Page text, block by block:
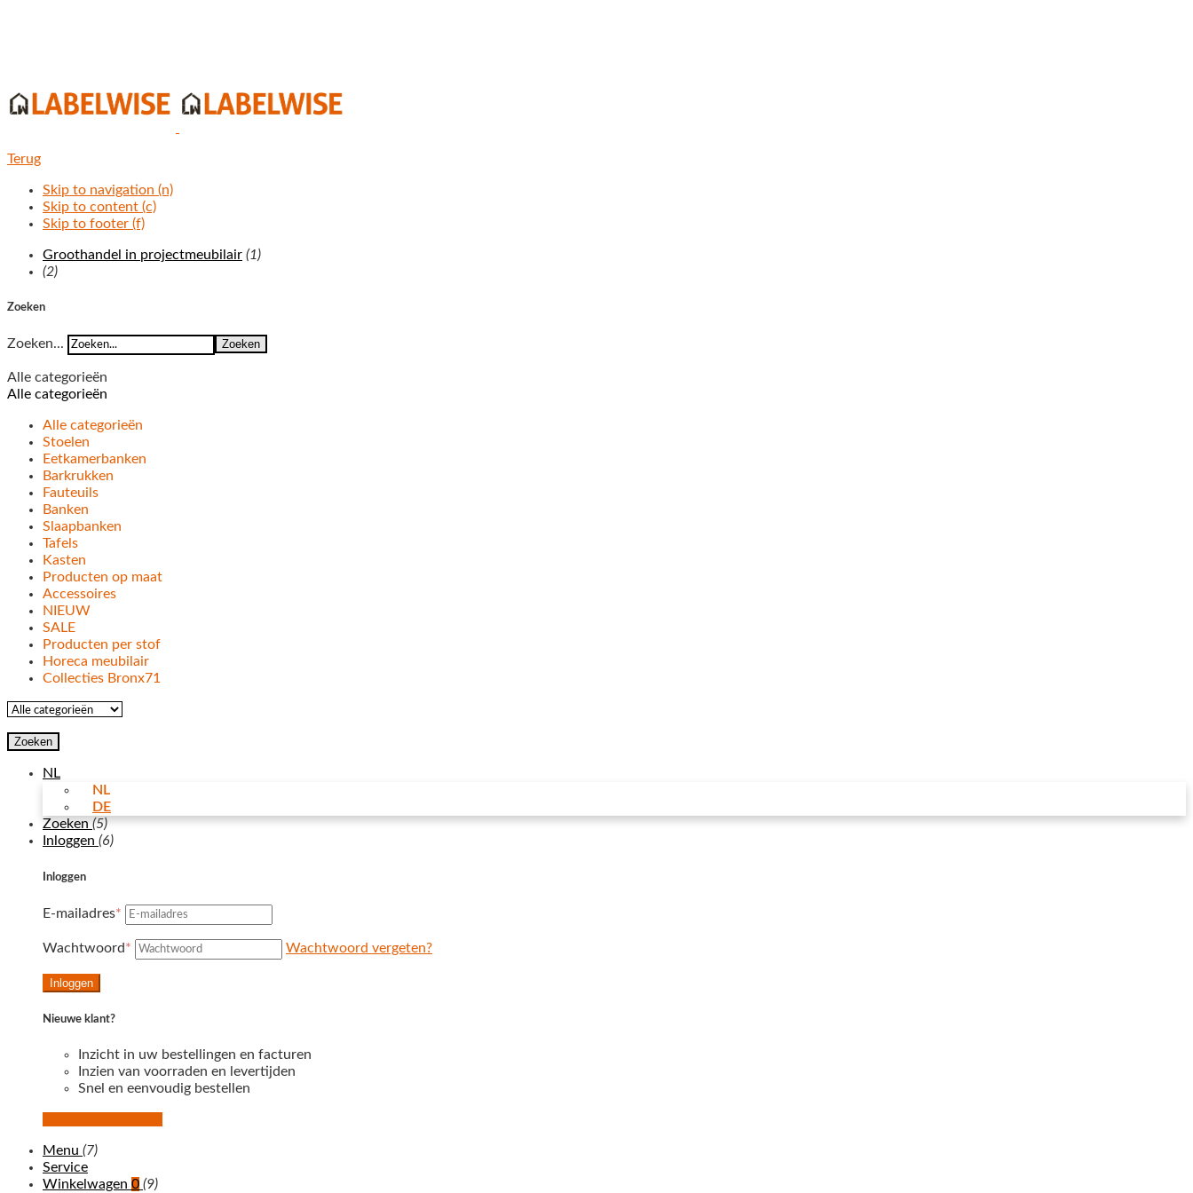
Terug
Skip to navigation (n)
Skip to content (c)
Skip to footer (f)
Groothandel in projectmeubilair (1)
(2)
Zoeken
Zoeken... Zoeken
Alle categorieën
Alle categorieën
Alle categorieën
Stoelen
Eetkamerbanken
Barkrukken
Fauteuils
Banken
Slaapbanken
Tafels
Kasten
Producten op maat
Accessoires
NIEUW
SALE
Producten per stof
Horeca meubilair
Collecties Bronx71
Zoeken
NL
NL
DE
Zoeken (5)
Inloggen (6)
Inloggen
E-mailadres*
Wachtwoord* Wachtwoord vergeten?
Inloggen
Nieuwe klant?
Inzicht in uw bestellingen en facturen
Inzien van voorraden en levertijden
Snel en eenvoudig bestellen
Menu (7)
Service
Winkelwagen 0 (9)